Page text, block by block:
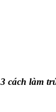
3 cách làm